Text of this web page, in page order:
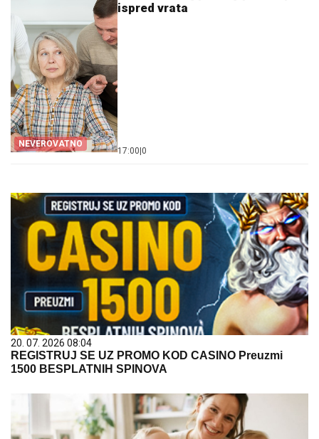
NEVEROVATNO
ispred vrata
17:00|0
20. 07. 2026 08:04
REGISTRUJ SE UZ PROMO KOD CASINO Preuzmi
1500 BESPLATNIH SPINOVA